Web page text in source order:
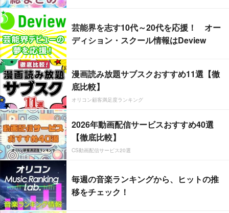
芸能界を志す10代～20代を応援！ オー
ディション・スクール情報はDeview
漫画読み放題サブスクおすすめ11選【徹
底比較】
オリコン顧客満足度ランキング
2026年動画配信サービスおすすめ40選
【徹底比較】
CS動画配信サービス20選
毎週の音楽ランキングから、ヒットの推
移をチェック！